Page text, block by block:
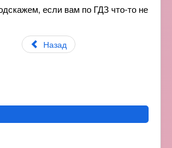
если вам по ГДЗ что-то не
Назад